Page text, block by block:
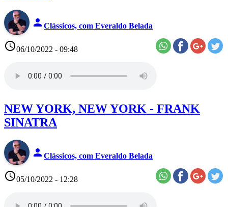
person Clássicos, com Everaldo Belada
access_time06/10/2022 - 09:48
NEW YORK, NEW YORK - FRANK
SINATRA
person Clássicos, com Everaldo Belada
access_time05/10/2022 - 12:28